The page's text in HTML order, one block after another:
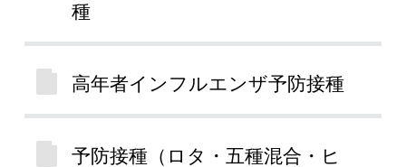
種
高年者インフルエンザ予防接種
予防接種（ロタ・五種混合・ヒ